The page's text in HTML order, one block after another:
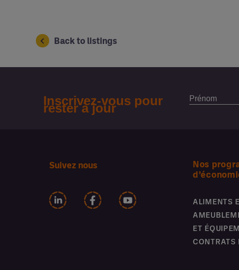
Back to listings
Suivez nous
Nos
ALIMENTS
ET
CONTRATS